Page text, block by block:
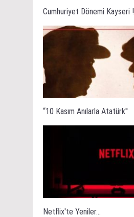
Cumhuriyet Dönemi Kayseri !
“10 Kasım Anılarla Atatürk''
Netflix'te Yeniler...